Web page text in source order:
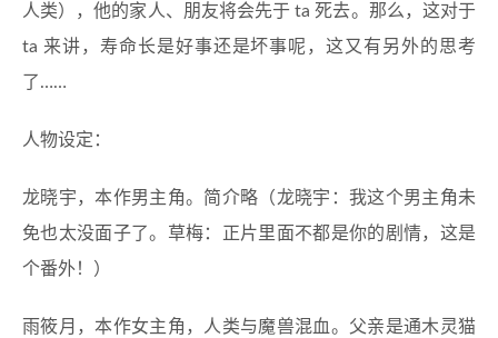
人类），他的家人、朋友将会先于 ta 死去。那么，这对于
ta 来讲，寿命长是好事还是坏事呢，这又有另外的思考
了……
人物设定：
龙晓宇，本作男主角。简介略（龙晓宇：我这个男主角未
免也太没面子了。草梅：正片里面不都是你的剧情，这是
个番外！）
雨筱月，本作女主角，人类与魔兽混血。父亲是通木灵猫